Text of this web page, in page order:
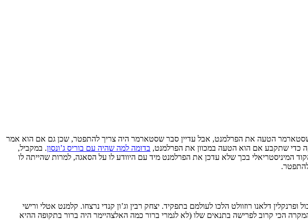
הטעה את הפרלמנט, אבל עדיין סבר שסטארמר היה צריך להתפטר, שכן גם אם הוא אמר
כדי שתקבע אם הוא הטעה במכוון את הפרלמנט, בדומה למה שהיה עם בוריס ג’ונסון. במקביל,
המיניסטריאלי בכך שלא עדכן את הפרלמנט מיד עם היוודע לו על הסאגה, למרות שהייתה לו
דלאנו רוזוולט הלכו לעולמם בתפקיד. יצחק רבין וג’ון קנדי נרצחו. קלמנט אטלי ורישי
הכי קרוב לפרישה בתנאים שלו (לא לגמרי ברור כמה האלצהיימר היה ברור בתקופה ההיא